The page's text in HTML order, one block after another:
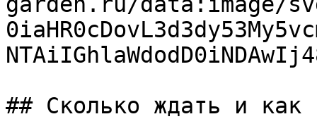
## Сколько ждать и как